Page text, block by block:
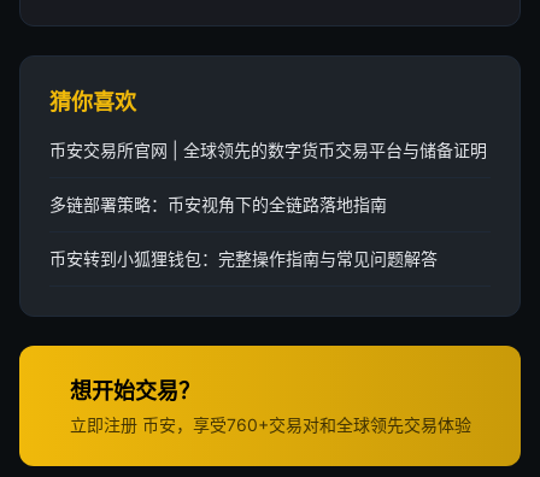
猜你喜欢
币安交易所官网 | 全球领先的数字货币交易平台与储备证明
多链部署策略：币安视角下的全链路落地指南
币安转到小狐狸钱包：完整操作指南与常见问题解答
想开始交易？
立即注册 币安，享受760+交易对和全球领先交易体验